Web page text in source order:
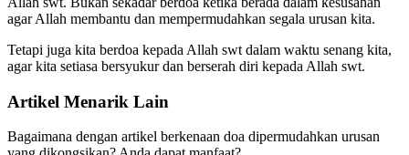
agar Allah membantu dan mempermudahkan segala urusan kita.
Tetapi juga kita berdoa kepada Allah swt dalam waktu senang kita,
agar kita setiasa bersyukur dan berserah diri kepada Allah swt.
Artikel Menarik Lain
Bagaimana dengan artikel berkenaan doa dipermudahkan urusan